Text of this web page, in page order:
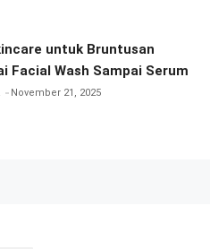
untuk Bruntusan
Facial Wash Sampai Serum
November 21, 2025